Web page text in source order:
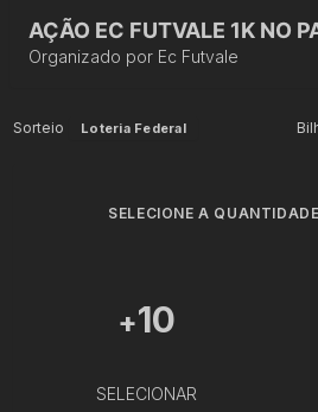
AÇÃO EC FUTVALE 1K NO
Organizado por Ec Futvale
Sorteio Loteria Federal
SELECIONE A
+10
SELECIONAR